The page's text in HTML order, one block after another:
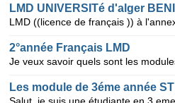
LMD UNIVERSITé d'alger
2°année Français LMD